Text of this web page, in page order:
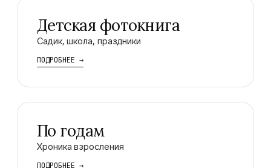
Детская фотокнига
Садик, школа, праздники
ПОДРОБНЕЕ →
По годам
Хроника взросления
ПОДРОБНЕЕ →